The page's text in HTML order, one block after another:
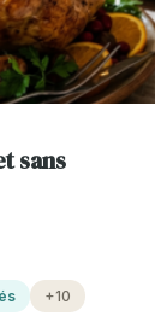
sans
+10